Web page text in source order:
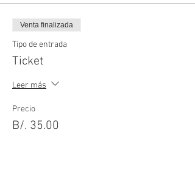
Venta finalizada
Tipo de entrada
Ticket
Leer más
Precio
B/. 35.00